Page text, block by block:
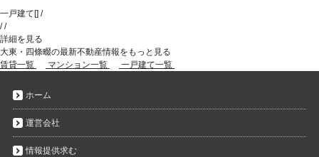
一戸建て[] /
//
詳細を見る
大東・四條畷の最新不動産情報をもっと見る
賃貸一覧
マンション一覧 一戸建て一覧
ホーム
運営会社
情報提供求む